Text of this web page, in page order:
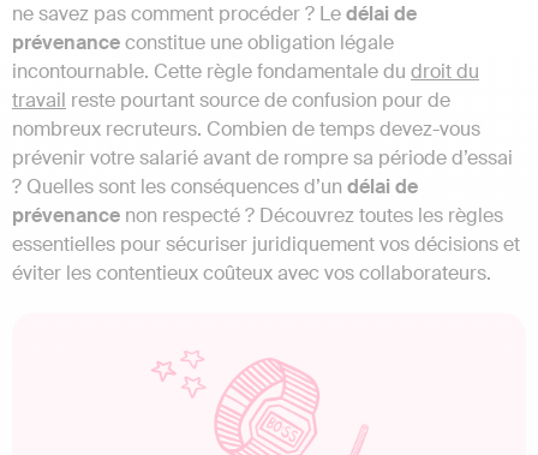
ne savez pas comment procéder ? Ledélai de
prévenanceconstitue une obligation légale
incontournable. Cette règle fondamentale du droit du
travail reste pourtant source de confusion pour de
nombreux recruteurs. Combien de temps devez-vous
prévenir votre salarié avant de rompre sa période d’essai
? Quelles sont les conséquences d’un délai de
prévenance non respecté ? Découvrez toutes les règles
essentielles pour sécuriser juridiquement vos décisions et
éviter les contentieux coûteux avec vos collaborateurs.